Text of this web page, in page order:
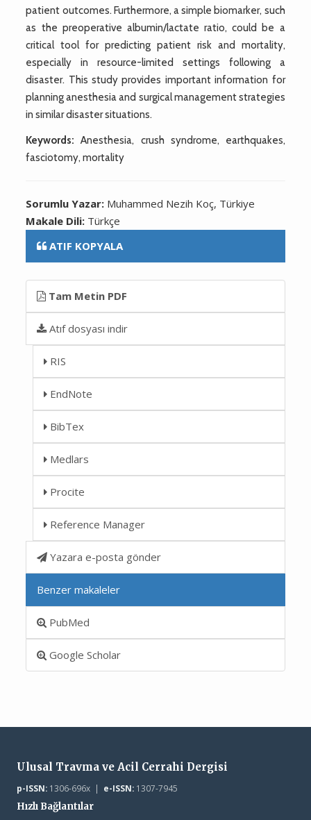
patient outcomes. Furthermore, a simple biomarker, such
as the preoperative albumin/lactate ratio, could be a
critical tool for predicting patient risk and mortality,
especially in resource-limited settings following a
disaster. This study provides important information for
planning anesthesia and surgical management strategies
in similar disaster situations.
Keywords: Anesthesia, crush syndrome, earthquakes,
fasciotomy, mortality
Sorumlu Yazar: Muhammed Nezih Koç, Türkiye
Makale Dili: Türkçe
ATIF KOPYALA
Tam Metin PDF
Atıf dosyası indir
RIS
EndNote
BibTex
Medlars
Procite
Reference Manager
Yazara e-posta gönder
Benzer makaleler
PubMed
Google Scholar
Ulusal Travma ve Acil Cerrahi Dergisi
p-ISSN:1306-696x | e-ISSN:1307-7945
Hızlı Bağlantılar